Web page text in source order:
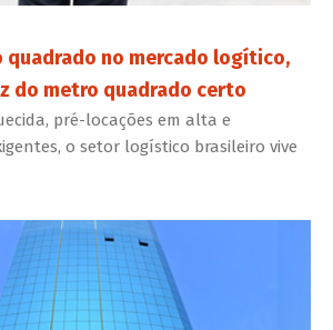
quadrado no mercado logítico,
do metro quadrado certo
pré-locações em alta e
o setor logístico brasileiro vive